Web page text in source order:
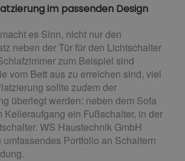
im passenden Design
es Sinn, nicht nur den
neben der Tür für den Lichtschalter
zum Beispiel sind
vom Bett aus zu erreichen sind, viel
sollte zudem der
überlegt werden: neben dem Sofa
Kelleraufgang ein Fußschalter, in der
WS Haustechnik GmbH
umfassendes Portfolio an Schaltern